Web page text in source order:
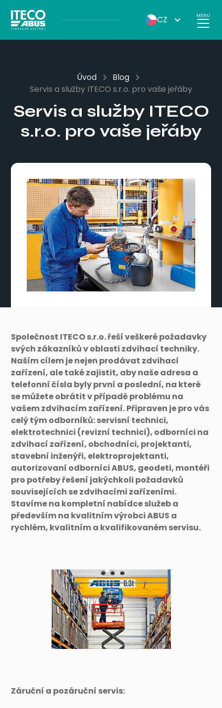
CZ MENU
Úvod
Blog
Servis a služby ITECO s.r.o. pro vaše jeřáby
Servis a služby ITECO
s.r.o. pro vaše jeřáby
Společnost ITECO s.r.o. řeší veškeré požadavky
svých zákazníků v oblasti zdvihací techniky.
Naším cílem je nejen prodávat zdvihací
zařízení, ale také zajistit, aby naše adresa a
telefonní čísla byly první a poslední, na které
se můžete obrátit v případě problému na
vašem zdvihacím zařízení. Připraven je pro vás
celý tým odborníků: servisní technici,
elektrotechnici (revizní technici), odborníci na
zdvihací zařízení, obchodníci, projektanti,
stavební inženýři, elektroprojektanti,
autorizovaní odborníci ABUS, geodeti, montéři
pro potřeby řešení jakýchkoli požadavků
souvisejících se zdvihacími zařízeními.
Stavíme na kompletní nabídce služeb a
především na kvalitním výrobci ABUS a
rychlém, kvalitním a kvalifikovaném servisu.
Záruční a pozáruční servis: